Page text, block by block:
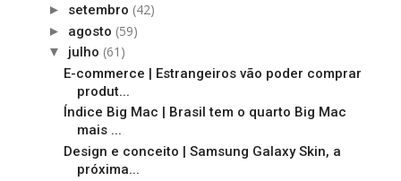
► setembro (42)
► agosto (59)
▼ julho (61)
E-commerce | Estrangeiros vão poder comprar
produt...
Índice Big Mac | Brasil tem o quarto Big Mac
mais ...
Design e conceito | Samsung Galaxy Skin, a
próxima...